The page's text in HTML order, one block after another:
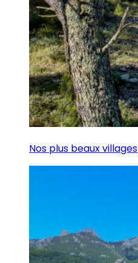
Nos plus beaux villages